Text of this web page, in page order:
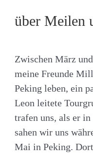
über Meilen
Zwischen März
meine Freunde
Peking leben, ein
Leon leitete
trafen uns, als er
sahen wir uns
Mai in Peking.